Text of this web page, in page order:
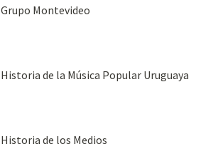
Grupo Montevideo
Historia de la Música Popular Uruguaya
Historia de los Medios